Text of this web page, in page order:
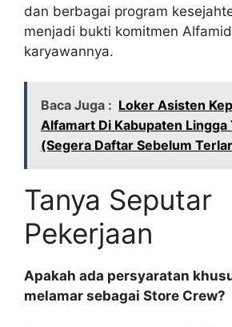
dan berbagai program
menjadi bukti komitmen
karyawannya.
Baca Juga : Loker Asisten
Alfamart Di Kabupaten Lingga
(Segera Daftar Sebelum
Tanya Seputar
Pekerjaan
Apakah ada persyaratan
melamar sebagai Store Crew?